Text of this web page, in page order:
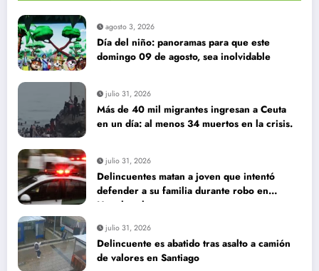
agosto 3, 2026
Día del niño: panoramas para que este
domingo 09 de agosto, sea inolvidable
julio 31, 2026
Más de 40 mil migrantes ingresan a Ceuta
en un día: al menos 34 muertos en la crisis.
julio 31, 2026
Delincuentes matan a joven que intentó
defender a su familia durante robo en
Huechuraba
julio 31, 2026
Delincuente es abatido tras asalto a camión
de valores en Santiago